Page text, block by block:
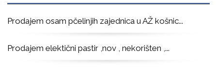
Prodajem osam pčelinjih zajednica u AŽ košnic...
Prodajem elektični pastir ,nov , nekorišten , ...